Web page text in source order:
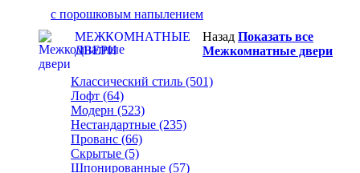
с порошковым напылением
МЕЖКОМНАТНЫЕ
ДВЕРИ
Назад Показать все
Межкомнатные двери
Классический стиль (501)
Лофт (64)
Модерн (523)
Нестандартные (235)
Прованс (66)
Скрытые (5)
Шпонированные (57)